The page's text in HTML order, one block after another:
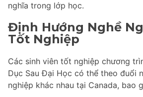
nghĩa trong lớp học.
Định Hướng Nghề
Tốt Nghiệp
Các sinh viên tốt nghiệp chương
Dục Sau Đại Học có thể theo đuổi
nghiệp khác nhau tại Canada, bao